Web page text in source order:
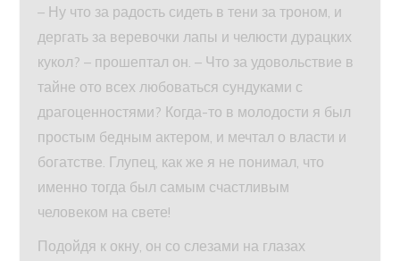
– Ну что за радость сидеть в тени за троном, и
дергать за веревочки лапы и челюсти дурацких
кукол? – прошептал он. – Что за удовольствие в
тайне ото всех любоваться сундуками с
драгоценностями? Когда-то в молодости я был
простым бедным актером, и мечтал о власти и
богатстве. Глупец, как же я не понимал, что
именно тогда был самым счастливым
человеком на свете!
Подойдя к окну, он со слезами на глазах